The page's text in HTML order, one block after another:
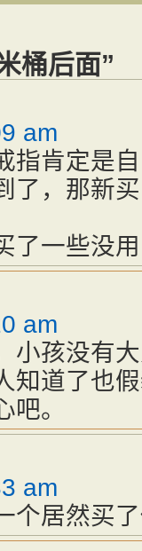
桶后面”
am
指肯定是
了，那新
了一些没
am
小孩没有
知道了也
。
am
个居然买